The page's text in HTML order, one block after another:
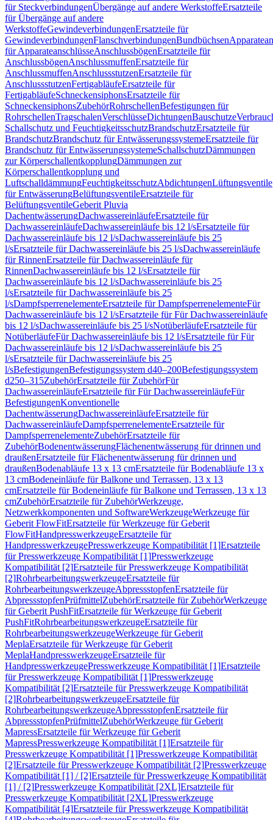
für SteckverbindungenÜbergänge auf andere WerkstoffeErsatzteile
für Übergänge auf andere
WerkstoffeGewindeverbindungenErsatzteile für
GewindeverbindungenFlanschverbindungenBundbüchsen
für ApparateanschlüsseAnschlussbögenErsatzteile für
AnschlussbögenAnschlussmuffenErsatzteile für
AnschlussmuffenAnschlussstutzenErsatzteile für
AnschlussstutzenFertigabläufeErsatzteile für
FertigabläufeSchneckensiphonsErsatzteile für
SchneckensiphonsZubehörRohrschellenBefestigungen für
RohrschellenTragschalenVerschlüsseDichtungenBauschutze
Schallschutz und FeuchtigkeitsschutzBrandschutzErsatzteile für
BrandschutzBrandschutz für EntwässerungssystemeErsatzteile für
Brandschutz für EntwässerungssystemeSchallschutzDämmungen
zur KörperschallentkopplungDämmungen zur
Körperschallentkopplung und
LuftschalldämmungFeuchtigkeitsschutzAbdichtungenLüftungsventile
für EntwässerungBelüftungsventileErsatzteile für
BelüftungsventileGeberit Pluvia
DachentwässerungDachwassereinläufeErsatzteile für
DachwassereinläufeDachwassereinläufe bis 12 l/sErsatzteile für
Dachwassereinläufe bis 12 l/sDachwassereinläufe bis 25
l/sErsatzteile für Dachwassereinläufe bis 25 l/sDachwassereinläufe
für RinnenErsatzteile für Dachwassereinläufe für
RinnenDachwassereinläufe bis 12 l/sErsatzteile für
Dachwassereinläufe bis 12 l/sDachwassereinläufe bis 25
l/sErsatzteile für Dachwassereinläufe bis 25
l/sDampfsperrenelementeErsatzteile für DampfsperrenelementeFür
Dachwassereinläufe bis 12 l/sErsatzteile für Für Dachwassereinläufe
bis 12 l/sDachwassereinläufe bis 25 l/sNotüberläufeErsatzteile für
NotüberläufeFür Dachwassereinläufe bis 12 l/sErsatzteile für Für
Dachwassereinläufe bis 12 l/sDachwassereinläufe bis 25
l/sErsatzteile für Dachwassereinläufe bis 25
l/sBefestigungenBefestigungssystem d40–200Befestigungssystem
d250–315ZubehörErsatzteile für ZubehörFür
DachwassereinläufeErsatzteile für Für DachwassereinläufeFür
BefestigungenKonventionelle
DachentwässerungDachwassereinläufeErsatzteile für
DachwassereinläufeDampfsperrenelementeErsatzteile für
DampfsperrenelementeZubehörErsatzteile für
ZubehörBodenentwässerungFlächenentwässerung für drinnen und
draußenErsatzteile für Flächenentwässerung für drinnen und
draußenBodenabläufe 13 x 13 cmErsatzteile für Bodenabläufe 13 x
13 cmBodeneinläufe für Balkone und Terrassen, 13 x 13
cmErsatzteile für Bodeneinläufe für Balkone und Terrassen, 13 x 13
cmZubehörErsatzteile für ZubehörWerkzeuge,
Netzwerkkomponenten und SoftwareWerkzeugeWerkzeuge für
Geberit FlowFitErsatzteile für Werkzeuge für Geberit
FlowFitHandpresswerkzeugeErsatzteile für
HandpresswerkzeugePresswerkzeuge Kompatibilität [1]Ersatzteile
für Presswerkzeuge Kompatibilität [1]Presswerkzeuge
Kompatibilität [2]Ersatzteile für Presswerkzeuge Kompatibilität
[2]RohrbearbeitungswerkzeugeErsatzteile für
RohrbearbeitungswerkzeugeAbpressstopfenErsatzteile für
AbpressstopfenPrüfmittelZubehörErsatzteile für ZubehörWerkzeuge
für Geberit PushFitErsatzteile für Werkzeuge für Geberit
PushFitRohrbearbeitungswerkzeugeErsatzteile für
RohrbearbeitungswerkzeugeWerkzeuge für Geberit
MeplaErsatzteile für Werkzeuge für Geberit
MeplaHandpresswerkzeugeErsatzteile für
HandpresswerkzeugePresswerkzeuge Kompatibilität [1]Ersatzteile
für Presswerkzeuge Kompatibilität [1]Presswerkzeuge
Kompatibilität [2]Ersatzteile für Presswerkzeuge Kompatibilität
[2]RohrbearbeitungswerkzeugeErsatzteile für
RohrbearbeitungswerkzeugeAbpressstopfenErsatzteile für
AbpressstopfenPrüfmittelZubehörWerkzeuge für Geberit
MapressErsatzteile für Werkzeuge für Geberit
MapressPresswerkzeuge Kompatibilität [1]Ersatzteile für
Presswerkzeuge Kompatibilität [1]Presswerkzeuge Kompatibilität
[2]Ersatzteile für Presswerkzeuge Kompatibilität [2]Presswerkzeuge
Kompatibilität [1] / [2]Ersatzteile für Presswerkzeuge Kompatibilität
[1] / [2]Presswerkzeuge Kompatibilität [2XL]Ersatzteile für
Presswerkzeuge Kompatibilität [2XL]Presswerkzeuge
Kompatibilität [4]Ersatzteile für Presswerkzeuge Kompatibilität